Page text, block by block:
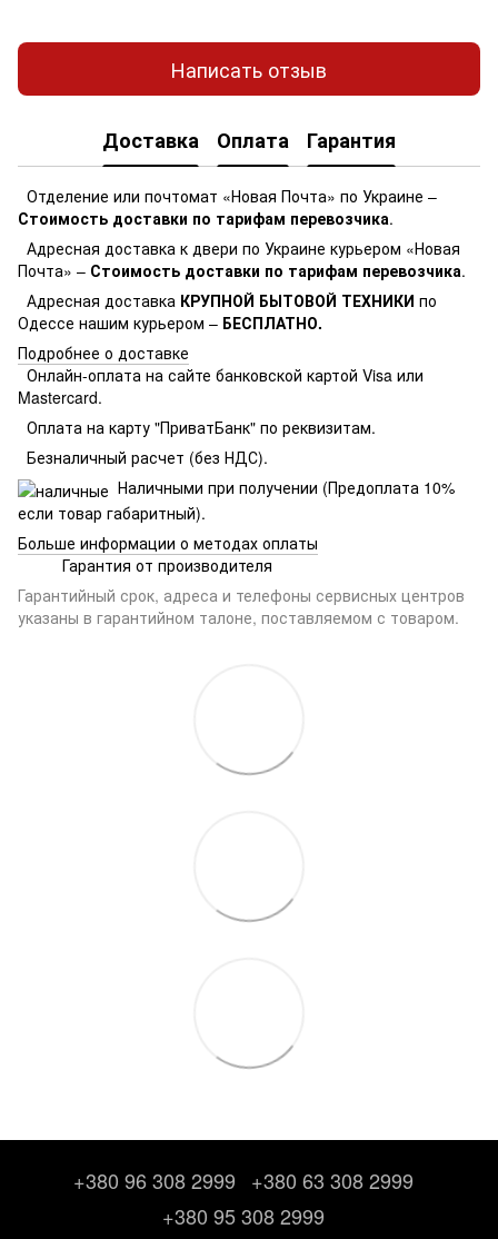
Написать отзыв
Доставка Оплата Гарантия
Отделение или почтомат «Новая Почта» по Украине –
Стоимость доставки по тарифам перевозчика.
Адресная доставка к двери по Украине курьером «Новая
Почта» – Стоимость доставки по тарифам перевозчика.
Адресная доставка КРУПНОЙ БЫТОВОЙ ТЕХНИКИ по
Одессе нашим курьером – БЕСПЛАТНО.
Подробнее о доставке
Онлайн-оплата на сайте банковской картой Visa или
Mastercard.
Оплата на карту "ПриватБанк" по реквизитам.
Безналичный расчет (без НДС).
Наличными при получении (Предоплата 10%
если товар габаритный).
Больше информации о методах оплаты
Гарантия от производителя
Гарантийный срок, адреса и телефоны сервисных центров
указаны в гарантийном талоне, поставляемом с товаром.
+380 96 308 2999
+380 63 308 2999
+380 95 308 2999